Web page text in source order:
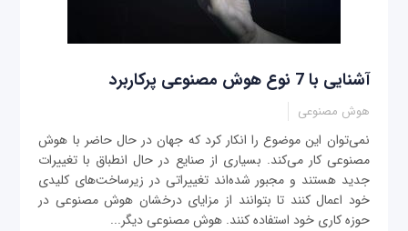
آشنایی با 7 نوع هوش مصنوعی پرکاربرد
هوش مصنوعی
نمی‌توان این موضوع را انکار کرد که جهان در حال حاضر با هوش
مصنوعی کار می‌کند. بسیاری از صنایع در حال انطباق با تغییرات
جدید هستند و مجبور شده‌اند تغییراتی در زیرساخت‌های کلیدی
خود اعمال کنند تا بتوانند از مزایای درخشان هوش مصنوعی در
حوزه کاری خود استفاده کنند. هوش مصنوعی دیگر...